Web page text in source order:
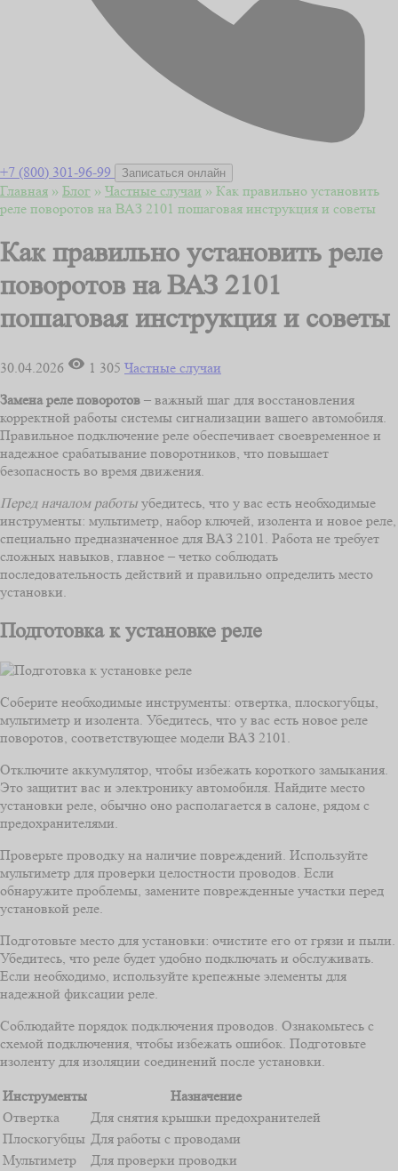
+7 (800) 301-96-99 Записаться онлайн
Главная » Блог » Частные случаи » Как правильно установить
реле поворотов на ВАЗ 2101 пошаговая инструкция и советы
Как правильно установить реле
поворотов на ВАЗ 2101
пошаговая инструкция и советы
30.04.2026 1 305 Частные случаи
Замена реле поворотов – важный шаг для восстановления
корректной работы системы сигнализации вашего автомобиля.
Правильное подключение реле обеспечивает своевременное и
надежное срабатывание поворотников, что повышает
безопасность во время движения.
Перед началом работы убедитесь, что у вас есть необходимые
инструменты: мультиметр, набор ключей, изолента и новое реле,
специально предназначенное для ВАЗ 2101. Работа не требует
сложных навыков, главное – четко соблюдать
последовательность действий и правильно определить место
установки.
Подготовка к установке реле
Соберите необходимые инструменты: отвертка, плоскогубцы,
мультиметр и изолента. Убедитесь, что у вас есть новое реле
поворотов, соответствующее модели ВАЗ 2101.
Отключите аккумулятор, чтобы избежать короткого замыкания.
Это защитит вас и электронику автомобиля. Найдите место
установки реле, обычно оно располагается в салоне, рядом с
предохранителями.
Проверьте проводку на наличие повреждений. Используйте
мультиметр для проверки целостности проводов. Если
обнаружите проблемы, замените поврежденные участки перед
установкой реле.
Подготовьте место для установки: очистите его от грязи и пыли.
Убедитесь, что реле будет удобно подключать и обслуживать.
Если необходимо, используйте крепежные элементы для
надежной фиксации реле.
Соблюдайте порядок подключения проводов. Ознакомьтесь с
схемой подключения, чтобы избежать ошибок. Подготовьте
изоленту для изоляции соединений после установки.
Инструменты
Назначение
Отвертка
Для снятия крышки предохранителей
Плоскогубцы Для работы с проводами
Мультиметр
Для проверки проводки